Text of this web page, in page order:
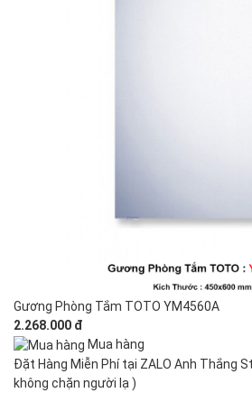
Gương Phòng Tắm TOTO YM4560A
2.268.000 đ
Mua hàng
Đặt Hàng Miễn Phí tại ZALO Anh Thắng
không chặn người lạ )